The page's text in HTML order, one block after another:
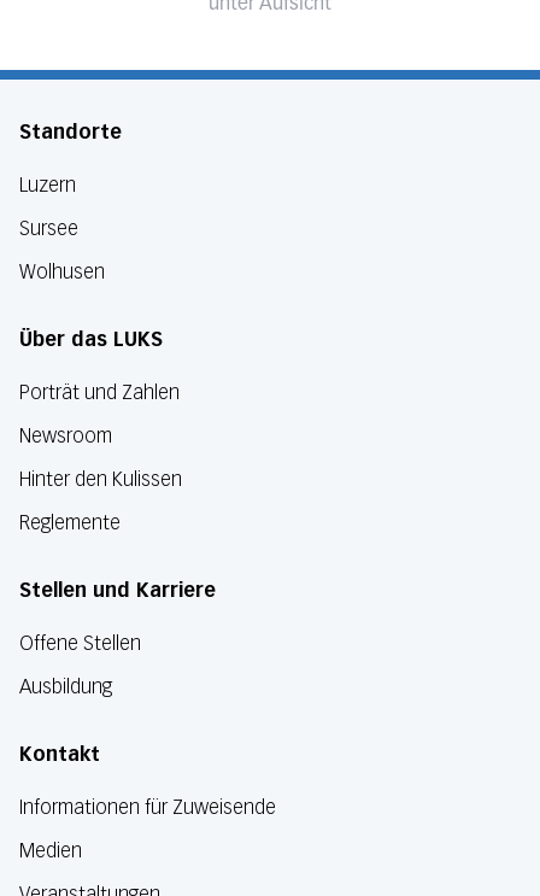
unter Aufsicht
Standorte
Luzern
Sursee
Wolhusen
Über das LUKS
Porträt und Zahlen
Newsroom
Hinter den Kulissen
Reglemente
Stellen und Karriere
Offene Stellen
Ausbildung
Kontakt
Informationen für Zuweisende
Medien